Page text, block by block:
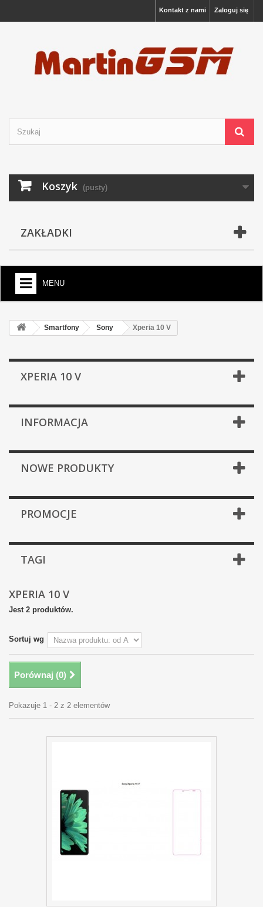
Zaloguj się
Kontakt z nami
Koszyk (pusty)
ZAKŁADKI
MENU
Smartfony Sony Xperia 10 V
XPERIA 10 V
INFORMACJA
NOWE PRODUKTY
PROMOCJE
TAGI
XPERIA 10 V
Jest 2 produktów.
Sortuj wg
Porównaj (0)
Pokazuje 1 - 2 z 2 elementów